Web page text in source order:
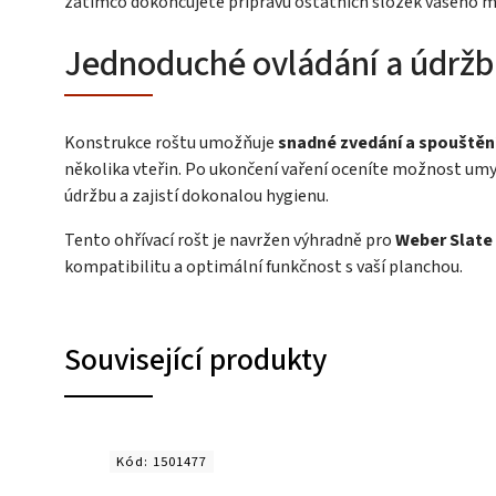
Jednoduché ovládání a
Konstrukce roštu umožňujesnadné zvedání a
několika vteřin. Po ukončení vaření oceníte možnost
údržbu a zajistí dokonalou hygienu.
Tento ohřívací rošt je navržen výhradně proWeber
kompatibilitu a optimální funkčnost s vaší planchou.
Související produkty
Kód: 1501477